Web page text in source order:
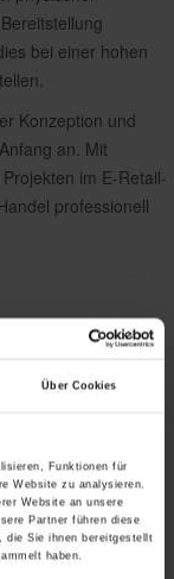
Über Cookies
Funktionen für
Website zu analysieren.
Website an unsere
Partner führen diese
die Sie ihnen bereitgestellt
haben.
bei einer hohen
Konzeption und
an. Mit
im E-Retail-
professionell